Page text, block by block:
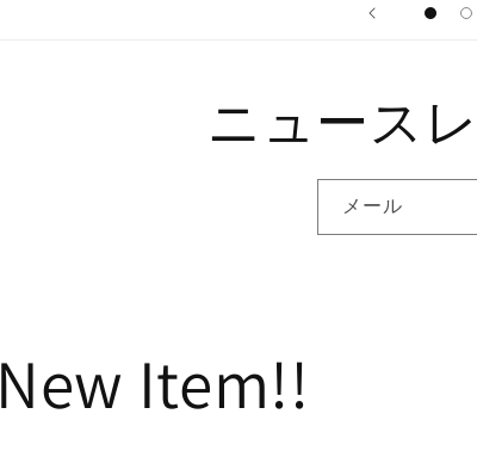
ニュース
メール
New Item!!